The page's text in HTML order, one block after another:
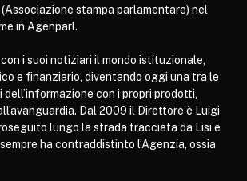
(Associazione stampa parlamentare) nel
in Agenparl.
i suoi notiziari il mondo istituzionale,
e finanziario, diventando oggi una tra le
con i propri prodotti,
Dal 2009 il Direttore è Luigi
lungo la strada tracciata da Lisi e
ha contraddistinto l’Agenzia, ossia